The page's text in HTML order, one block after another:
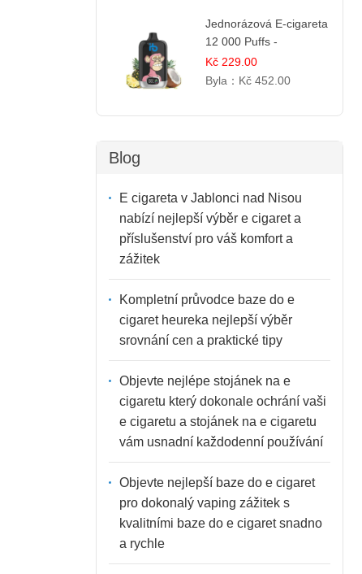
Jednorázová E-cigareta
12 000 Puffs -
Ananasovo-Kokosová
Zmrzlina | Tropický
Kč 229.00
Byla： Kč 452.00
Blog
E cigareta v Jablonci nad Nisou
nabízí nejlepší výběr e cigaret a
příslušenství pro váš komfort a
zážitek
Kompletní průvodce baze do e
cigaret heureka nejlepší výběr
srovnání cen a praktické tipy
Objevte nejlépe stojánek na e
cigaretu který dokonale ochrání vaši
e cigaretu a stojánek na e cigaretu
vám usnadní každodenní používání
Objevte nejlepší baze do e cigaret
pro dokonalý vaping zážitek s
kvalitními baze do e cigaret snadno
a rychle